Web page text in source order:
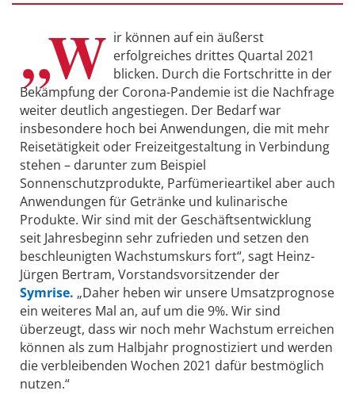
„W ir können auf ein äußerst
erfolgreiches drittes Quartal 2021
blicken. Durch die Fortschritte in der
Bekämpfung der Corona-Pandemie ist die Nachfrage
weiter deutlich angestiegen. Der Bedarf war
insbesondere hoch bei Anwendungen, die mit mehr
Reisetätigkeit oder Freizeitgestaltung in Verbindung
stehen – darunter zum Beispiel
Sonnenschutzprodukte, Parfümerieartikel aber auch
Anwendungen für Getränke und kulinarische
Produkte. Wir sind mit der Geschäftsentwicklung
seit Jahresbeginn sehr zufrieden und setzen den
beschleunigten Wachstumskurs fort“, sagt Heinz-
Jürgen Bertram, Vorstandsvorsitzender der
Symrise. „Daher heben wir unsere Umsatzprognose
ein weiteres Mal an, auf um die 9%. Wir sind
überzeugt, dass wir noch mehr Wachstum erreichen
können als zum Halbjahr prognostiziert und werden
die verbleibenden Wochen 2021 dafür bestmöglich
nutzen.“